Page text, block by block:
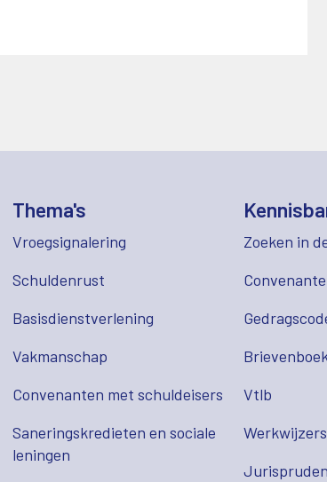
Thema's
Vroegsignalering
Schuldenrust
Basisdienstverlening
Vakmanschap
Convenanten met schuldeisers
Saneringskredieten en sociale
leningen
Zoeken in
Vtlb
Werkwijzers